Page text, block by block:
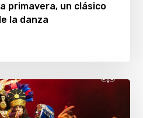
primavera, un clásico
la danza